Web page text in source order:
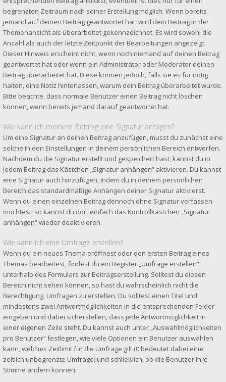
begrenzten Zeitraum nach seiner Erstellung möglich. Wenn bereits
jemand auf deinen Beitrag geantwortet hat, wird dein Beitrag in der
Themenansicht als überarbeitet gekennzeichnet. Es wird sowohl die
Anzahl als auch der letzte Zeitpunkt der Bearbeitungen angezeigt.
Dieser Hinweis erscheint nicht, wenn noch niemand auf deinen Beitrag
geantwortet hat oder wenn ein Administrator oder Moderator deinen
Beitrag überarbeitet hat. Diese können jedoch, falls sie es für nötig
halten, eine Notiz hinterlassen, warum dein Beitrag überarbeitet wurde.
Bitte beachte, dass normale Benutzer einen Beitrag nicht löschen
können, wenn bereits jemand darauf geantwortet hat.
Wie kann ich meinem Beitrag eine Signatur anfügen?
Um eine Signatur an deinen Beitrag anzufügen, musst du zunächst eine
solche in den Einstellungen in deinem persönlichen Bereich entwerfen.
Nachdem du die Signatur erstellt und gespeichert hast, kannst du in
jedem Beitrag das Kästchen „Signatur anhängen“ aktivieren. Du kannst
eine Signatur auch hinzufügen, indem du in deinem persönlichen
Bereich das standardmäßige Anhängen deiner Signatur aktivierst.
Wenn du einen einzelnen Beitrag dennoch ohne Signatur verfassen
möchtest, so kannst du dort einfach das Kontrollkästchen „Signatur
anhängen“ wieder deaktivieren.
Wie kann ich eine Umfrage erstellen?
Wenn du ein neues Thema eröffnest oder den ersten Beitrag eines
Themas bearbeitest, findest du ein Register „Umfrage erstellen“
unterhalb des Formulars zur Beitragserstellung. Solltest du diesen
Bereich nicht sehen können, so hast du wahrscheinlich nicht die
Berechtigung, Umfragen zu erstellen. Du solltest einen Titel und
mindestens zwei Antwortmöglichkeiten in die entsprechenden Felder
eingeben und dabei sicherstellen, dass jede Antwortmöglichkeit in
einer eigenen Zeile steht. Du kannst auch unter „Auswahlmöglichkeiten
pro Benutzer“ festlegen, wie viele Optionen ein Benutzer auswählen
kann, welches Zeitlimit für die Umfrage gilt (0 bedeutet dabei eine
zeitlich unbegrenzte Umfrage) und schließlich, ob die Benutzer ihre
Stimme ändern können.